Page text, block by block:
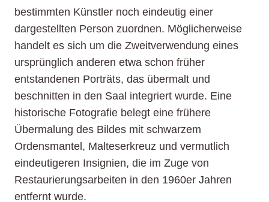
bestimmten Künstler noch eindeutig einer
dargestellten Person zuordnen. Möglicherweise
handelt es sich um die Zweitverwendung eines
ursprünglich anderen etwa schon früher
entstandenen Porträts, das übermalt und
beschnitten in den Saal integriert wurde. Eine
historische Fotografie belegt eine frühere
Übermalung des Bildes mit schwarzem
Ordensmantel, Malteserkreuz und vermutlich
eindeutigeren Insignien, die im Zuge von
Restaurierungsarbeiten in den 1960er Jahren
entfernt wurde.